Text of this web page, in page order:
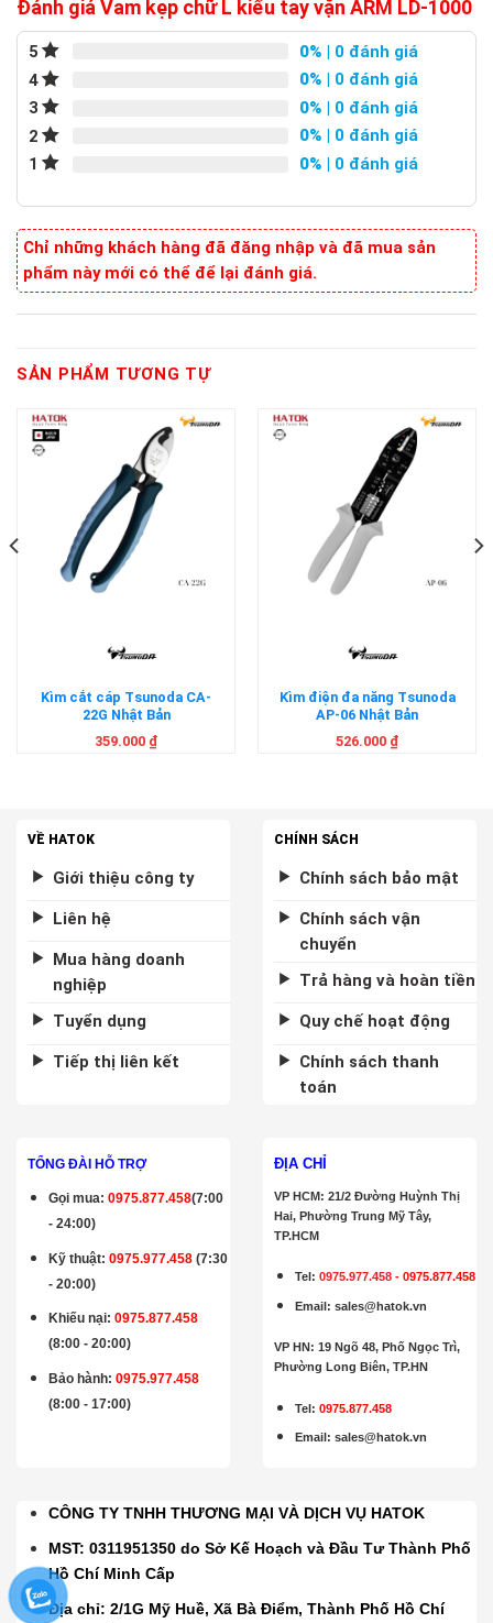
Đánh giá Vam kẹp chữ L kiểu tay vặn ARM LD-1000
5 0% | 0 đánh giá
4
0% | 0 đánh giá
3
0% | 0 đánh giá
2
0% | 0 đánh giá
1
0% | 0 đánh giá
Chỉ những khách hàng đã đăng nhập và đã mua sản
phẩm này mới có thể để lại đánh giá.
SẢN PHẨM TƯƠNG TỰ
Kìm cắt cáp Tsunoda CA-
22G Nhật Bản
359.000 ₫
Kìm điện đa năng Tsunoda
AP-06 Nhật Bản
526.000 ₫
VỀ HATOK
Giới thiệu công ty
Liên hệ
Mua hàng doanh
nghiệp
Tuyển dụng
Tiếp thị liên kết
CHÍNH SÁCH
Chính sách bảo mật
Chính sách vận
chuyển
Trả hàng và hoàn tiền
Quy chế hoạt động
Chính sách thanh
toán
TỔNG ĐÀI HỖ TRỢ
Gọi mua:0975.877.458(7:00
- 24:00)
Kỹ thuật:0975.977.458 (7:30
- 20:00)
Khiếu nại: 0975.877.458
(8:00 - 20:00)
Bảo hành:0975.977.458
(8:00 - 17:00)
ĐỊA CHỈ
VP HCM: 21/2 Đường Huỳnh Thị
Hai, Phường Trung Mỹ Tây,
TP.HCM
Tel:0975.977.458 -0975.877.458
Email:sales@hatok.vn
VP HN: 19 Ngõ 48, Phố Ngọc Trì,
Phường Long Biên, TP.HN
Tel: 0975.877.458
Email :sales@hatok.vn
CÔNG TY TNHH THƯƠNG MẠI VÀ DỊCH VỤ HATOK
MST: 0311951350 do Sở Kế Hoạch và Đầu Tư Thành Phố
Hồ Chí Minh Cấp
Địa chỉ: 2/1G Mỹ Huề, Xã Bà Điểm, Thành Phố Hồ Chí